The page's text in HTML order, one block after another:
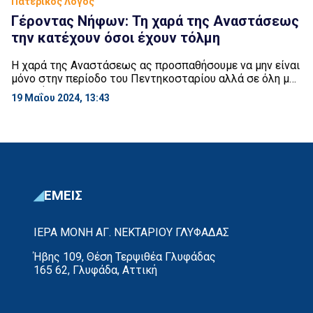
Γέροντας Νήφων: Τη χαρά της Αναστάσεως
την κατέχουν όσοι έχουν τόλμη
Η χαρά της Αναστάσεως ας προσπαθήσουμε να μην είναι
μόνο στην περίοδο του Πεντηκοσταρίου αλλά σε όλη μας
τη ζωή, να έχουμε μέσα μας τη χαρά και την ελπίδα της
Αναστάσεως. Και αυτή, τη χαρά της Αναστάσεως την
[…]
19 Μαΐου 2024, 13:43
ΕΜΕΙΣ
ΙΕΡΑ ΜΟΝΗ ΑΓ. ΝΕΚΤΑΡΙΟΥ ΓΛΥΦΑΔΑΣ
Ήβης 109, Θέση Τερψιθέα Γλυφάδας
165 62, Γλυφάδα, Αττική